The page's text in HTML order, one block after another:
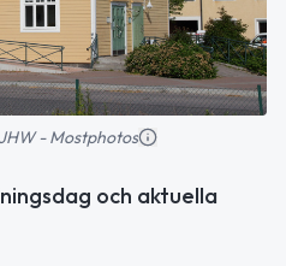
- Mostphotos
och aktuella